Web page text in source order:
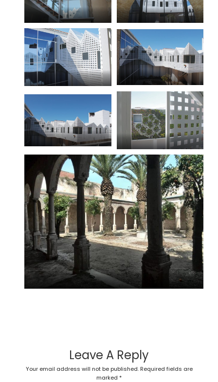
Leave A Reply
Your email address will not be published. Required fields are
marked *